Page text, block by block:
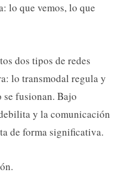
lo que vemos, lo que
dos tipos de redes
lo transmodal regula y
fusionan. Bajo
y la comunicación
de forma significativa.